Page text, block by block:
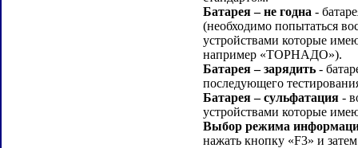
Батарея – не годна -
(необходимо попытаться
устройствами которые
например «ТОРНАДО»).
Батарея – зарядить -
последующего
Батарея – сульфатация -
устройствами которые
Выбор режима
нажать кнопку «F3» и